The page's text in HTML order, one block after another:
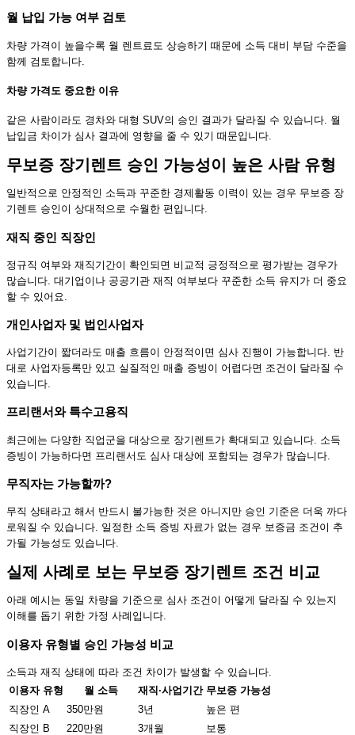
월 납입 가능 여부 검토
차량 가격이 높을수록 월 렌트료도 상승하기 때문에 소득 대비 부담 수준을
함께 검토합니다.
차량 가격도 중요한 이유
같은 사람이라도 경차와 대형 SUV의 승인 결과가 달라질 수 있습니다. 월
납입금 차이가 심사 결과에 영향을 줄 수 있기 때문입니다.
무보증 장기렌트 승인 가능성이 높은 사람 유형
일반적으로 안정적인 소득과 꾸준한 경제활동 이력이 있는 경우 무보증 장
기렌트 승인이 상대적으로 수월한 편입니다.
재직 중인 직장인
정규직 여부와 재직기간이 확인되면 비교적 긍정적으로 평가받는 경우가
많습니다. 대기업이나 공공기관 재직 여부보다 꾸준한 소득 유지가 더 중요
할 수 있어요.
개인사업자 및 법인사업자
사업기간이 짧더라도 매출 흐름이 안정적이면 심사 진행이 가능합니다. 반
대로 사업자등록만 있고 실질적인 매출 증빙이 어렵다면 조건이 달라질 수
있습니다.
프리랜서와 특수고용직
최근에는 다양한 직업군을 대상으로 장기렌트가 확대되고 있습니다. 소득
증빙이 가능하다면 프리랜서도 심사 대상에 포함되는 경우가 많습니다.
무직자는 가능할까?
무직 상태라고 해서 반드시 불가능한 것은 아니지만 승인 기준은 더욱 까다
로워질 수 있습니다. 일정한 소득 증빙 자료가 없는 경우 보증금 조건이 추
가될 가능성도 있습니다.
실제 사례로 보는 무보증 장기렌트 조건 비교
아래 예시는 동일 차량을 기준으로 심사 조건이 어떻게 달라질 수 있는지
이해를 돕기 위한 가정 사례입니다.
이용자 유형별 승인 가능성 비교
소득과 재직 상태에 따라 조건 차이가 발생할 수 있습니다.
이용자 유형
월 소득 재직·사업기간 무보증 가능성
직장인 A
350만원 3년
높은 편
직장인 B
220만원 3개월
보통